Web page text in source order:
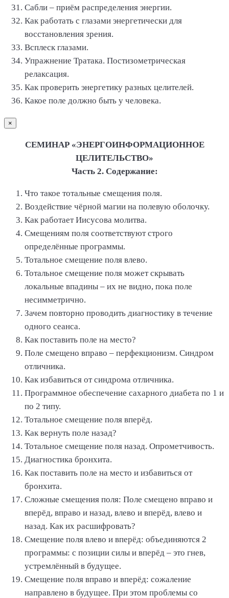
Сабли – приём распределения энергии.
Как работать с глазами энергетически для
восстановления зрения.
Всплеск глазами.
Упражнение Тратака. Постизометрическая
релаксация.
Как проверить энергетику разных целителей.
Какое поле должно быть у человека.
×
СЕМИНАР «ЭНЕРГОИНФОРМАЦИОННОЕ
ЦЕЛИТЕЛЬСТВО»
Часть 2. Содержание:
Что такое тотальные смещения поля.
Воздействие чёрной магии на полевую оболочку.
Как работает Иисусова молитва.
Смещениям поля соответствуют строго
определённые программы.
Тотальное смещение поля влево.
Тотальное смещение поля может скрывать
локальные впадины – их не видно, пока поле
несимметрично.
Зачем повторно проводить диагностику в течение
одного сеанса.
Как поставить поле на место?
Поле смещено вправо – перфекционизм. Синдром
отличника.
Как избавиться от синдрома отличника.
Программное обеспечение сахарного диабета по 1 и
по 2 типу.
Тотальное смещение поля вперёд.
Как вернуть поле назад?
Тотальное смещение поля назад. Опрометчивость.
Диагностика бронхита.
Как поставить поле на место и избавиться от
бронхита.
Сложные смещения поля: Поле смещено вправо и
вперёд, вправо и назад, влево и вперёд, влево и
назад. Как их расшифровать?
Смещение поля влево и вперёд: объединяются 2
программы: с позиции силы и вперёд – это гнев,
устремлённый в будущее.
Смещение поля вправо и вперёд: сожаление
направлено в будущее. При этом проблемы со